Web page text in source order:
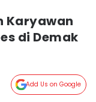
Karyawan
di Demak
Add Us on Google